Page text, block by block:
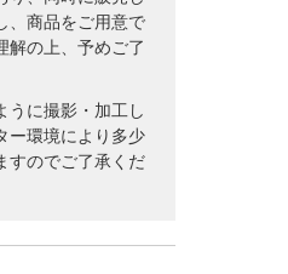
、商品をご用意で
解の上、予めご了
うに撮影・加工し
ー環境により多少
すのでご了承くだ